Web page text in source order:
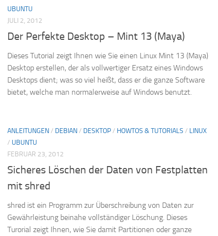
UBUNTU
JULI 2, 2012
Der Perfekte Desktop – Mint 13 (Maya)
Dieses Tutorial zeigt Ihnen wie Sie einen Linux Mint 13 (Maya)
Desktop erstellen, der als vollwertiger Ersatz eines Windows
Desktops dient; was so viel heißt, dass er die ganze Software
bietet, welche man normalerweise auf Windows benutzt.
ANLEITUNGEN/ DEBIAN/ DESKTOP/ HOWTOS & TUTORIALS / LINUX
/ UBUNTU
FEBRUAR 23, 2012
Sicheres Löschen der Daten von Festplatten
mit shred
shred ist ein Programm zur Überschreibung von Daten zur
Gewährleistung beinahe vollständiger Löschung. Dieses
Turorial zeigt Ihnen, wie Sie damit Partitionen oder ganze